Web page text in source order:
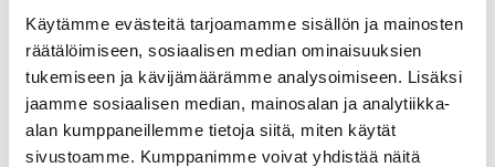
Käytämme evästeitä tarjoamamme sisällön ja mainosten
räätälöimiseen, sosiaalisen median ominaisuuksien
tukemiseen ja kävijämäärämme analysoimiseen. Lisäksi
jaamme sosiaalisen median, mainosalan ja analytiikka-
alan kumppaneillemme tietoja siitä, miten käytät
sivustoamme. Kumppanimme voivat yhdistää näitä
Ohjelma
9.00–9.15 Tapahtuman avaus